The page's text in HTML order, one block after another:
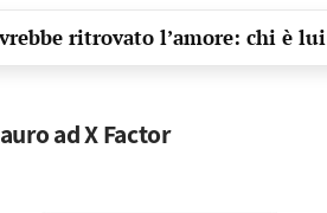
ritrovato l’amore: chi è lui
ad X Factor